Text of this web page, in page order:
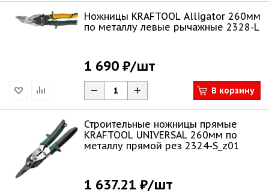
Ножницы KRAFTOOL Alligator 260мм
по металлу левые рычажные 2328-L
1 690 ₽/шт
В корзину
Строительные ножницы прямые
KRAFTOOL UNIVERSAL 260мм по
металлу прямой рез 2324-S_z01
1 637.21 ₽/шт